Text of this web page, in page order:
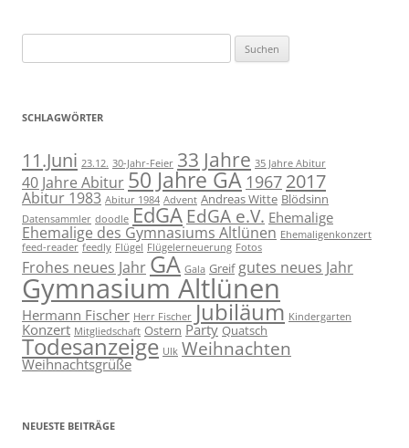
nach:
SCHLAGWÖRTER
11.Juni 23.12. 30-Jahr-Feier 33 Jahre 35 Jahre Abitur
40 Jahre Abitur 50 Jahre GA 1967 2017
Abitur 1983 Abitur 1984 Advent Andreas Witte Blödsinn
Datensammler doodle EdGA EdGA e.V. Ehemalige
Ehemalige des Gymnasiums Altlünen Ehemaligenkonzert
feed-reader feedly Flügel Flügelerneuerung Fotos
Frohes neues JahrGA Gala Greif gutes neues Jahr
Gymnasium Altlünen
Hermann Fischer Herr Fischer Jubiläum Kindergarten
Konzert Mitgliedschaft Ostern Party Quatsch
Todesanzeige Ulk Weihnachten
Weihnachtsgrüße
NEUESTE BEITRÄGE